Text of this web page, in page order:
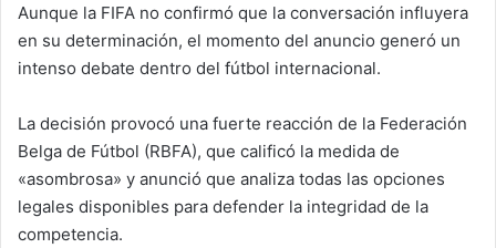
Aunque la FIFA no confirmó que la conversación influyera
en su determinación, el momento del anuncio generó un
intenso debate dentro del fútbol internacional.
La decisión provocó una fuerte reacción de la Federación
Belga de Fútbol (RBFA), que calificó la medida de
«asombrosa» y anunció que analiza todas las opciones
legales disponibles para defender la integridad de la
competencia.